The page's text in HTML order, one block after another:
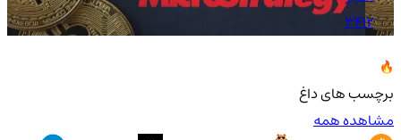
3412
برچسب های داغ
مشاهده همه